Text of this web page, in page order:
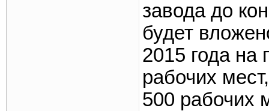
завода до
будет
2015 года на
рабочих
500 рабочих